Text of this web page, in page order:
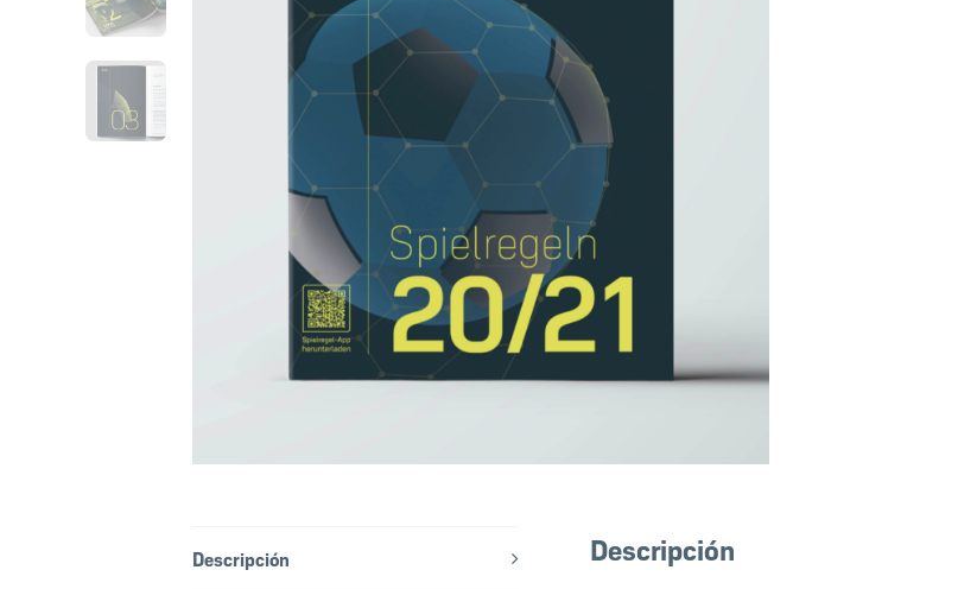
Descripción Descripción